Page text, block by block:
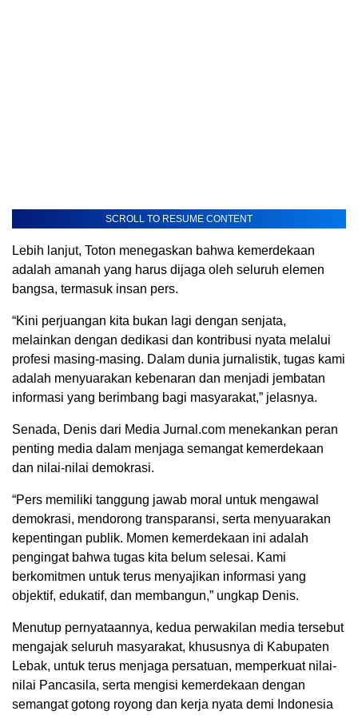
SCROLL TO RESUME CONTENT
Lebih lanjut, Toton menegaskan bahwa kemerdekaan
adalah amanah yang harus dijaga oleh seluruh elemen
bangsa, termasuk insan pers.
“Kini perjuangan kita bukan lagi dengan senjata,
melainkan dengan dedikasi dan kontribusi nyata melalui
profesi masing-masing. Dalam dunia jurnalistik, tugas kami
adalah menyuarakan kebenaran dan menjadi jembatan
informasi yang berimbang bagi masyarakat,” jelasnya.
Senada, Denis dari Media Jurnal.com menekankan peran
penting media dalam menjaga semangat kemerdekaan
dan nilai-nilai demokrasi.
“Pers memiliki tanggung jawab moral untuk mengawal
demokrasi, mendorong transparansi, serta menyuarakan
kepentingan publik. Momen kemerdekaan ini adalah
pengingat bahwa tugas kita belum selesai. Kami
berkomitmen untuk terus menyajikan informasi yang
objektif, edukatif, dan membangun,” ungkap Denis.
Menutup pernyataannya, kedua perwakilan media tersebut
mengajak seluruh masyarakat, khususnya di Kabupaten
Lebak, untuk terus menjaga persatuan, memperkuat nilai-
nilai Pancasila, serta mengisi kemerdekaan dengan
semangat gotong royong dan kerja nyata demi Indonesia